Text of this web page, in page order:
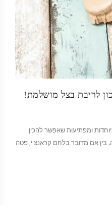
לריבת בצל מושלמת!
ומפתיעות שאפשר להכין
אם מדובר בלחם קראנצ'י, פטה